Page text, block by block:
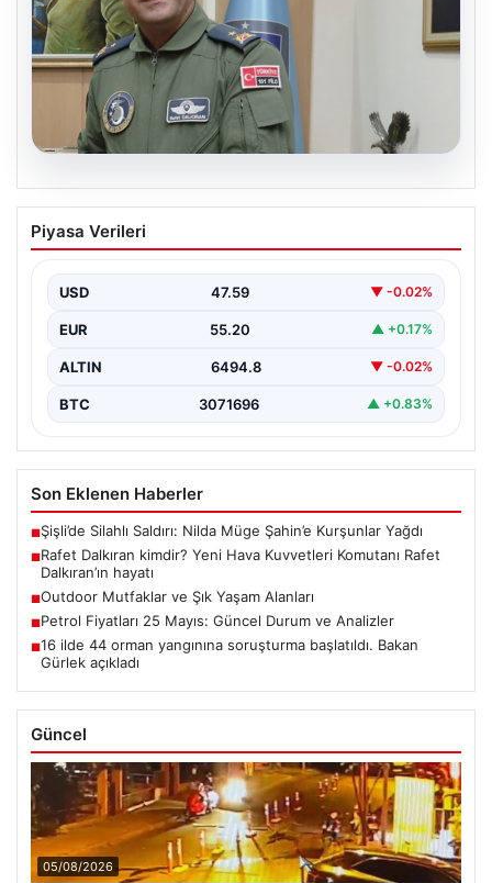
Rafet Dalkıran kimdir? Yeni Hava
Kuvvetleri Komutanı Rafet Dalkıran’ın
Piyasa Verileri
USD 47.59 ▼ -0.02%
EUR 55.20 ▲ +0.17%
ALTIN 6494.8 ▼ -0.02%
BTC 3071696 ▲ +0.83%
Son Eklenen Haberler
■Şişli’de Silahlı Saldırı: Nilda Müge Şahin’e Kurşunlar Yağdı
■Rafet Dalkıran kimdir? Yeni Hava Kuvvetleri Komutanı Rafet
Dalkıran’ın hayatı
■Outdoor Mutfaklar ve Şık Yaşam Alanları
■Petrol Fiyatları 25 Mayıs: Güncel Durum ve Analizler
■16 ilde 44 orman yangınına soruşturma başlatıldı. Bakan
Gürlek açıkladı
Güncel
05/08/2026